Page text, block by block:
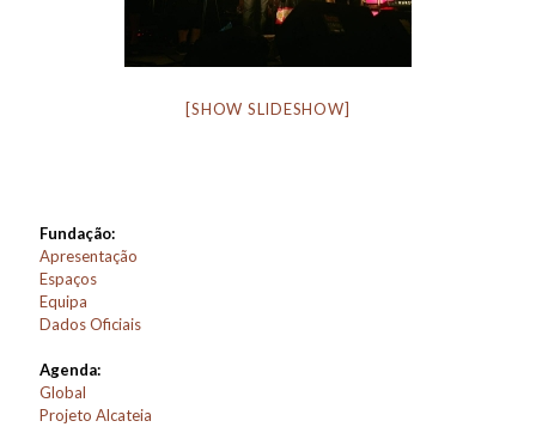
[SHOW SLIDESHOW]
Fundação:
Apresentação
Espaços
Equipa
Dados Oficiais
Agenda:
Global
Projeto Alcateia